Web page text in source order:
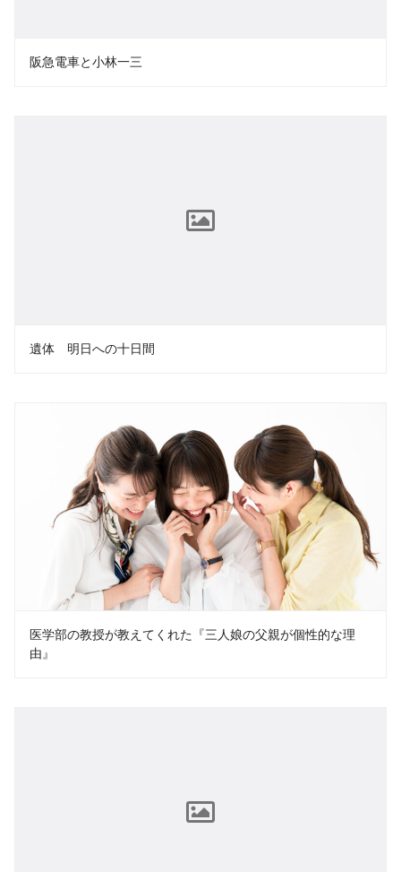
阪急電車と小林一三
遺体 明日への十日間
医学部の教授が教えてくれた『三人娘の父親が個性的な理
由』